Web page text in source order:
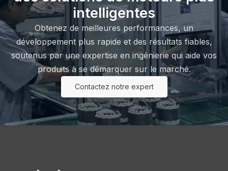
intelligentes
Obtenez de meilleures performances, un
développement plus rapide et des résultats fiables,
soutenus par une expertise en ingénierie qui aide vos
produits à se démarquer sur le marché.
Contactez notre expert